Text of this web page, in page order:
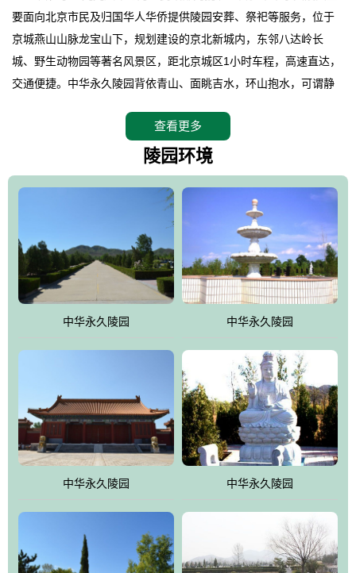
要面向北京市民及归国华人华侨提供陵园安葬、祭祀等服务，位于
京城燕山山脉龙宝山下，规划建设的京北新城内，东邻八达岭长
城、野生动物园等著名风景区，距北京城区1小时车程，高速直达，
交通便捷。中华永久陵园背依青山、面眺吉水，环山抱水，可谓静
地。在总体设计上完全以中国传统文化作为前渠，由三条山脊环绕
而成，宛如一把太师椅，呈坐南朝北向，左青龙，右白虎，前朱
环绕挡住了外界的风吹，流动的生气遇到官厅的水又止住了，正好
符合山环水抱，藏风纳气的要求。中华永久陵园风景庄重典雅、气
势如宏，是华北地区最大的平川式墓园，陵园以皇家建筑风格为载
体吸取现代园林艺术之精华
查看更多
陵园环境
中华永久陵园 中华永久陵园
中华永久陵园 中华永久陵园